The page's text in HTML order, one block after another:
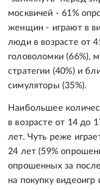
москвичей - 61%
женщин - играют в
люди в возрасте от
головоломки (66%),
стратегии (40%) и
симуляторы (35%).
Наибольшее
в возрасте от 14 до
лет. Чуть реже
24 лет (59%
опрошенных за
на покупку